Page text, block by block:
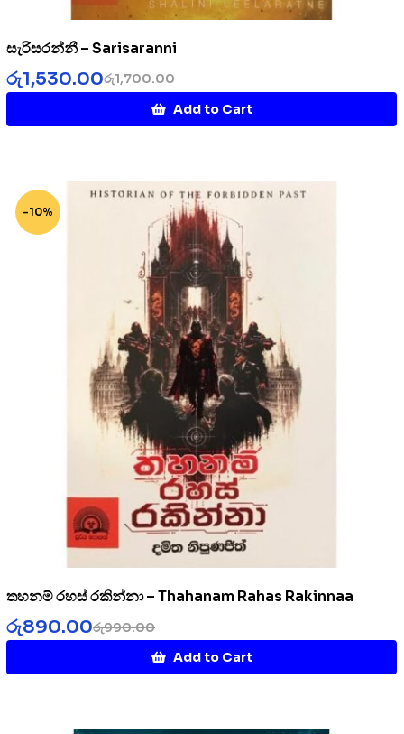
සැරිසරන්නී – Sarisaranni
රු1,700.00
රු1,530.00
Add to Cart
-10%
තහනම් රහස් රකින්නා – Thahanam Rahas Rakinnaa
රු990.00
රු890.00
Add to Cart